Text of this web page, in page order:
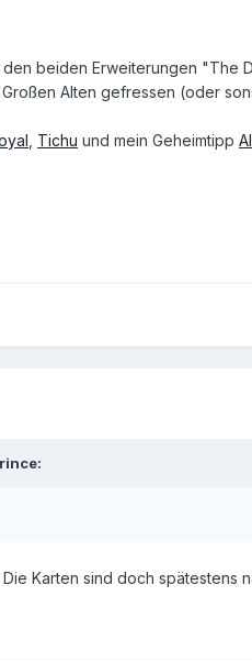
den beiden Erweiterungen "The
Alten gefressen (oder
Tichu und mein Geheimtipp
Karten sind doch